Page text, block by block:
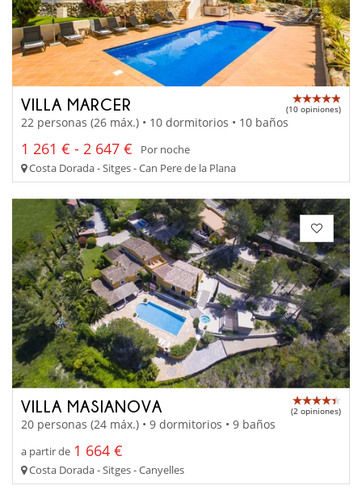
VILLA MARCER (10 opiniones)
22 personas (26 máx.) • 10 dormitorios • 10 baños
1 261 € - 2 647 €
Por noche
Costa Dorada - Sitges - Can Pere de la Plana
VILLA MASIANOVA (2 opiniones)
20 personas (24 máx.) • 9 dormitorios • 9 baños
a partir de 1 664 €
Costa Dorada - Sitges - Canyelles